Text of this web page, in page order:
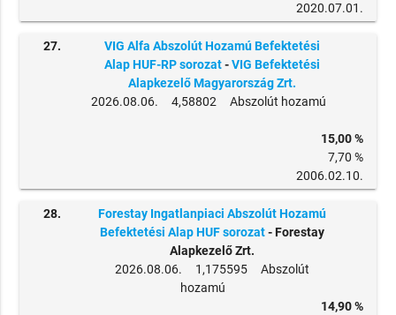
2020.07.01.
27.
VIG Alfa Abszolút Hozamú Befektetési
Alap HUF-RP sorozat-VIG Befektetési
Alapkezelő Magyarország Zrt.
2026.08.06. 4,58802 Abszolút hozamú
15,00 %
7,70 %
2006.02.10.
28.
Forestay Ingatlanpiaci Abszolút Hozamú
Befektetési Alap HUF sorozat- Forestay
Alapkezelő Zrt.
2026.08.06. 1,175595 Abszolút
hozamú
14,90 %